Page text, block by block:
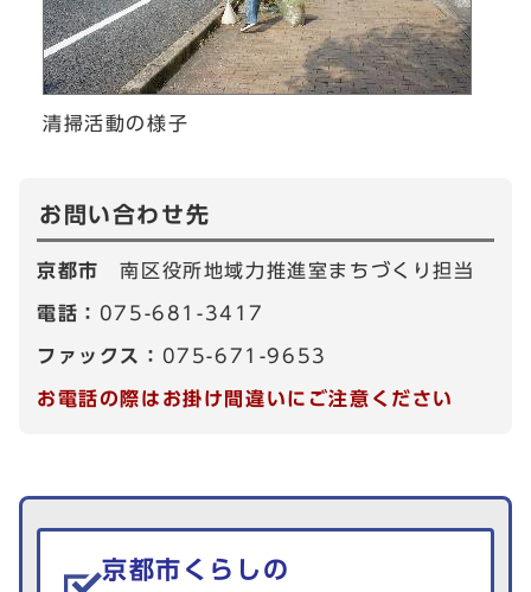
清掃活動の様子
お問い合わせ先
京都市南区役所地域力推進室まちづくり担当
電話： 075-681-3417
ファックス： 075-671-9653
お電話の際はお掛け間違いにご注意ください
生活情報を探す
京都市くらしの